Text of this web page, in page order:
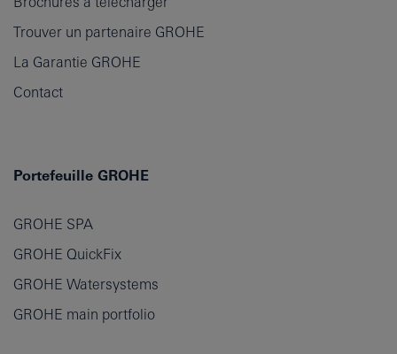
Trouver un partenaire GROHE
La Garantie GROHE
Contact
Portefeuille GROHE
GROHE SPA
GROHE QuickFix
GROHE Watersystems
GROHE main portfolio